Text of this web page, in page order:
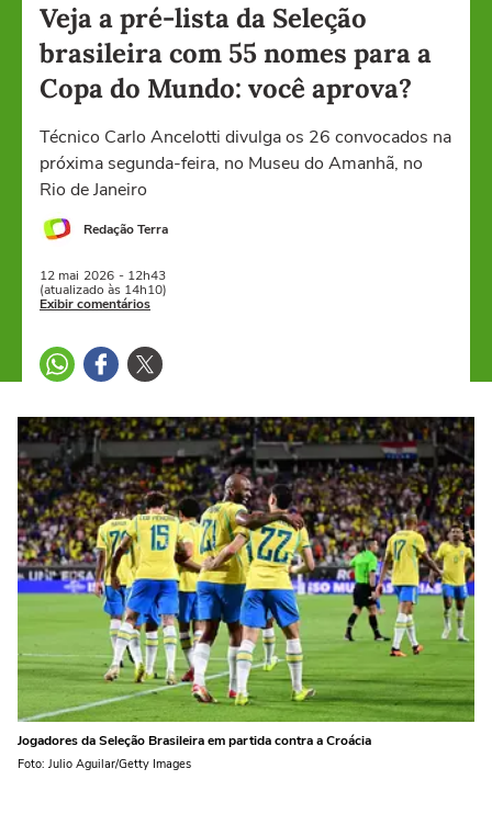
Veja a pré-lista da Seleção
brasileira com 55 nomes para a
Copa do Mundo: você aprova?
Técnico Carlo Ancelotti divulga os 26 convocados na
próxima segunda-feira, no Museu do Amanhã, no
Rio de Janeiro
Redação Terra
12 mai 2026 - 12h43
(atualizado às 14h10)
Exibir comentários
Jogadores da Seleção Brasileira em partida contra a Croácia
Foto: Julio Aguilar/Getty Images